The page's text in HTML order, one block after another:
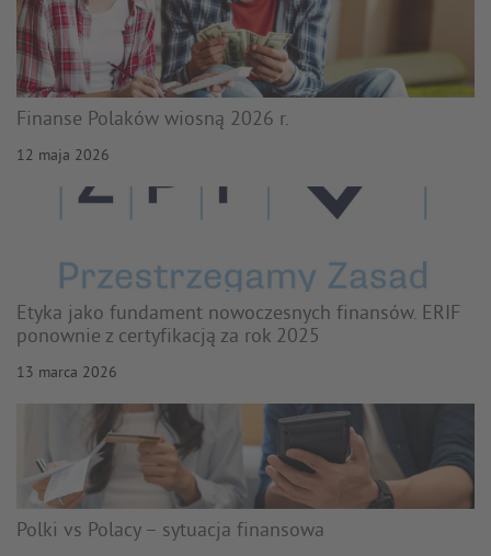
Finanse Polaków wiosną 2026 r.
12 maja 2026
Etyka jako fundament nowoczesnych finansów. ERIF
ponownie z certyfikacją za rok 2025
13 marca 2026
Polki vs Polacy – sytuacja finansowa